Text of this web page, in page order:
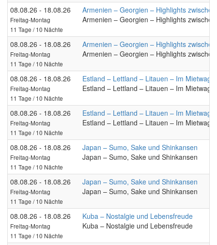
08.08.26 - 18.08.26
Freitag-Montag
11 Tage / 10 Nächte
Armenien – Georgien – Highlights
Armenien – Georgien – Highlights
08.08.26 - 18.08.26
Freitag-Montag
11 Tage / 10 Nächte
Armenien – Georgien – Highlights
Armenien – Georgien – Highlights
08.08.26 - 18.08.26
Freitag-Montag
11 Tage / 10 Nächte
Estland – Lettland – Litauen – Im
Estland – Lettland – Litauen – Im
08.08.26 - 18.08.26
Freitag-Montag
11 Tage / 10 Nächte
Estland – Lettland – Litauen – Im
Estland – Lettland – Litauen – Im
08.08.26 - 18.08.26
Freitag-Montag
11 Tage / 10 Nächte
Japan – Sumo, Sake und Shinkansen
Japan – Sumo, Sake und Shinkansen
08.08.26 - 18.08.26
Freitag-Montag
11 Tage / 10 Nächte
Japan – Sumo, Sake und Shinkansen
Japan – Sumo, Sake und Shinkansen
08.08.26 - 18.08.26
Freitag-Montag
11 Tage / 10 Nächte
Kuba – Nostalgie und Lebensfreude
Kuba – Nostalgie und Lebensfreude